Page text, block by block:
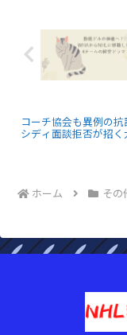
コーチ協会も異例の
シディ面談拒否が招く
ホーム その